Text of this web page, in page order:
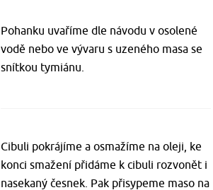
Pohanku uvaříme dle návodu v osolené
vodě nebo ve vývaru s uzeného masa se
snítkou tymiánu.
Cibuli pokrájíme a osmažíme na oleji, ke
konci smažení přidáme k cibuli rozvonět i
nasekaný česnek. Pak přisypeme maso na